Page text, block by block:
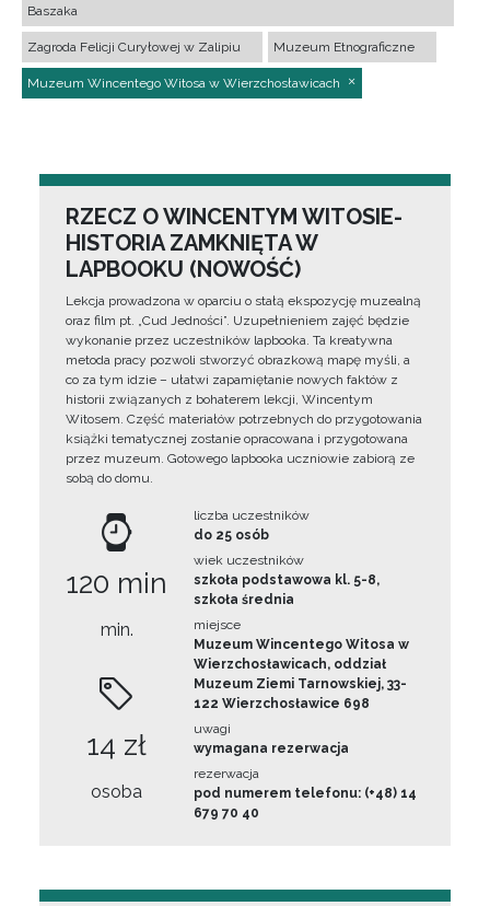
Baszaka
Zagroda Felicji Curyłowej w Zalipiu Muzeum Etnograficzne
Muzeum Wincentego Witosa w Wierzchosławicach
RZECZ O WINCENTYM WITOSIE-
HISTORIA ZAMKNIĘTA W
LAPBOOKU (NOWOŚĆ)
Lekcja prowadzona w oparciu o stałą ekspozycję muzealną
oraz film pt. „Cud Jedności”. Uzupełnieniem zajęć będzie
wykonanie przez uczestników lapbooka. Ta kreatywna
metoda pracy pozwoli stworzyć obrazkową mapę myśli, a
co za tym idzie – ułatwi zapamiętanie nowych faktów z
historii związanych z bohaterem lekcji, Wincentym
Witosem. Część materiałów potrzebnych do przygotowania
książki tematycznej zostanie opracowana i przygotowana
przez muzeum. Gotowego lapbooka uczniowie zabiorą ze
sobą do domu.
120 min
min.
14 zł
osoba
liczba uczestników
do 25 osób
wiek uczestników
szkoła podstawowa kl. 5-8,
szkoła średnia
miejsce
Muzeum Wincentego Witosa w
Wierzchosławicach, oddział
Muzeum Ziemi Tarnowskiej, 33-
122 Wierzchosławice 698
uwagi
wymagana rezerwacja
rezerwacja
pod numerem telefonu: (+48) 14
679 70 40